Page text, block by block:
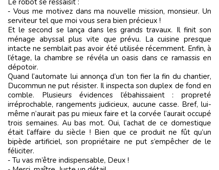
Le robot se ressaisit :
‑ Vous me motivez dans ma nouvelle mission, monsieur. Un
serviteur tel que moi vous sera bien précieux !
Et le second se lança dans les grands travaux. Il finit son
ménage abyssal plus vite que prévu. La cuisine presque
intacte ne semblait pas avoir été utilisée récemment. Enfin, à
l’étage, la chambre se révéla un oasis dans ce ramassis en
dépotoir.
Quand l’automate lui annonça d’un ton fier la fin du chantier,
Ducommun ne put résister. Il inspecta son duplex de fond en
comble. Plusieurs évidences l’ébahissaient : propreté
irréprochable, rangements judicieux, aucune casse. Bref, lui-
même n’aurait pas pu mieux faire et la corvée l’aurait occupé
trois semaines. Au bas mot. Oui, l’achat de ce domestique
était l’affaire du siècle ! Bien que ce produit ne fût qu’un
bipède artificiel, son propriétaire ne put s’empêcher de le
féliciter.
‑ Tu vas m’être indispensable, Deux !